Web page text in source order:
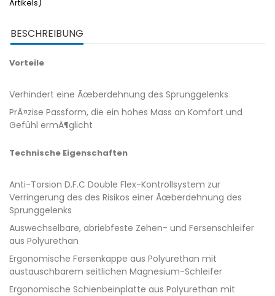
Artikels)
BESCHREIBUNG
Vorteile
Verhindert eine Ãœberdehnung des Sprunggelenks
PrÃ¤zise Passform, die ein hohes Mass an Komfort und
Gefühl ermÃ¶glicht
Technische Eigenschaften
Anti-Torsion D.F.C Double Flex-Kontrollsystem zur
Verringerung des des Risikos einer Ãœberdehnung des
Sprunggelenks
Auswechselbare, abriebfeste Zehen- und Fersenschleifer
aus Polyurethan
Ergonomische Fersenkappe aus Polyurethan mit
austauschbarem seitlichen Magnesium-Schleifer
Ergonomische Schienbeinplatte aus Polyurethan mit